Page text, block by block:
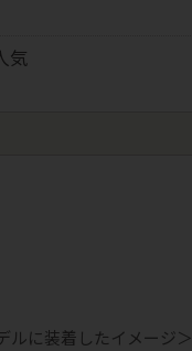
気
ルに装着したイメージ＞